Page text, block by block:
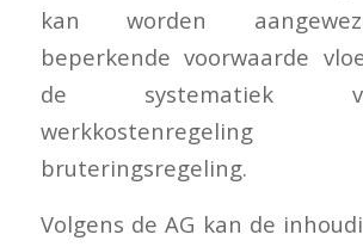
kan worden
beperkende voorwaarde
de systematiek
bruteringsregeling.
Volgens de AG kan de